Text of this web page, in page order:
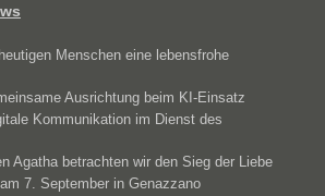
Menschen eine lebensfrohe
Ausrichtung beim KI-Einsatz
Kommunikation im Dienst des
Agatha betrachten wir den Sieg der Liebe
7. September in Genazzano